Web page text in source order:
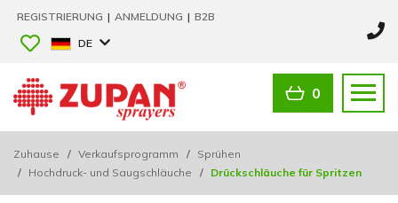
REGISTRIERUNG | ANMELDUNG | B2B
DE
0
Zuhause / Verkaufsprogramm / Sprühen
/ Hochdruck- und Saugschläuche / Drückschläuche für Spritzen